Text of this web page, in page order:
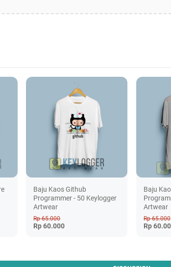
Baju Kaos Github
Programmer - 50 Keylogger
Artwear
Rp 65.000
Rp 60.000
Baju
Artwear
Rp 65.000
Rp